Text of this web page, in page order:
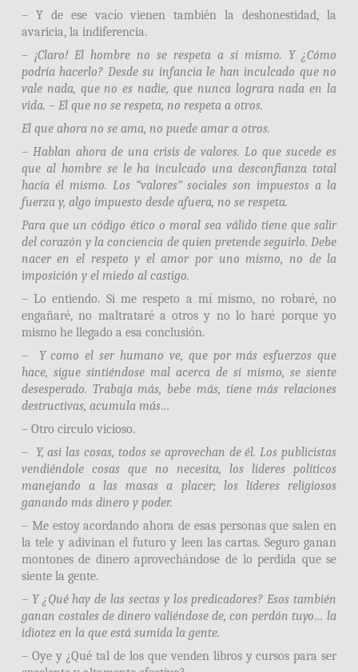
– Y de ese vacío vienen también la deshonestidad, la
avaricia, la indiferencia.
– ¡Claro! El hombre no se respeta a sí mismo. Y ¿Cómo
podría hacerlo? Desde su infancia le han inculcado que no
vale nada, que no es nadie, que nunca lograra nada en la
vida. – El que no se respeta, no respeta a otros.
El que ahora no se ama, no puede amar a otros.
– Hablan ahora de una crisis de valores. Lo que sucede es
que al hombre se le ha inculcado una desconfianza total
hacía él mismo. Los “valores” sociales son impuestos a la
fuerza y, algo impuesto desde afuera, no se respeta.
Para que un código ético o moral sea válido tiene que salir
del corazón y la conciencia de quien pretende seguirlo. Debe
nacer en el respeto y el amor por uno mismo, no de la
imposición y el miedo al castigo.
– Lo entiendo. Si me respeto a mí mismo, no robaré, no
engañaré, no maltrataré a otros y no lo haré porque yo
mismo he llegado a esa conclusión.
– Y como el ser humano ve, que por más esfuerzos que
hace, sigue sintiéndose mal acerca de sí mismo, se siente
desesperado. Trabaja más, bebe más, tiene más relaciones
destructivas, acumula más…
– Otro circulo vicioso.
– Y, así las cosas, todos se aprovechan de él. Los publicistas
vendiéndole cosas que no necesita, los líderes políticos
manejando a las masas a placer; los líderes religiosos
ganando más dinero y poder.
– Me estoy acordando ahora de esas personas que salen en
la tele y adivinan el futuro y leen las cartas. Seguro ganan
montones de dinero aprovechándose de lo perdida que se
siente la gente.
– Y ¿Qué hay de las sectas y los predicadores? Esos también
ganan costales de dinero valiéndose de, con perdón tuyo… la
idiotez en la que está sumida la gente.
– Oye y ¿Qué tal de los que venden libros y cursos para ser